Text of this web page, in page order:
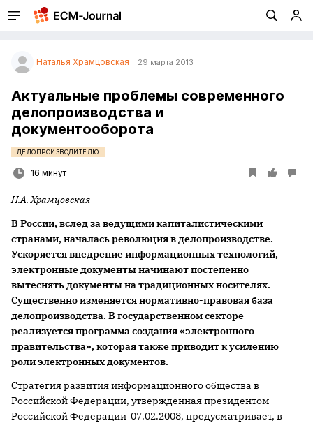
Наталья Храмцовская 29 марта 2013
Актуальные проблемы современного
делопроизводства и
документооборота
ДЕЛОПРОИЗВОДИТЕЛЮ
16 минут
Н.А. Храмцовская
В России, вслед за ведущими капиталистическими
странами, началась революция в делопроизводстве.
Ускоряется внедрение информационных технологий,
электронные документы начинают постепенно
вытеснять документы на традиционных носителях.
Существенно изменяется нормативно-правовая база
делопроизводства. В государственном секторе
реализуется программа создания «электронного
правительства», которая также приводит к усилению
роли электронных документов.
Стратегия развития информационного общества в
Российской Федерации, утвержденная президентом
Российской Федерации 07.02.2008, предусматривает, в